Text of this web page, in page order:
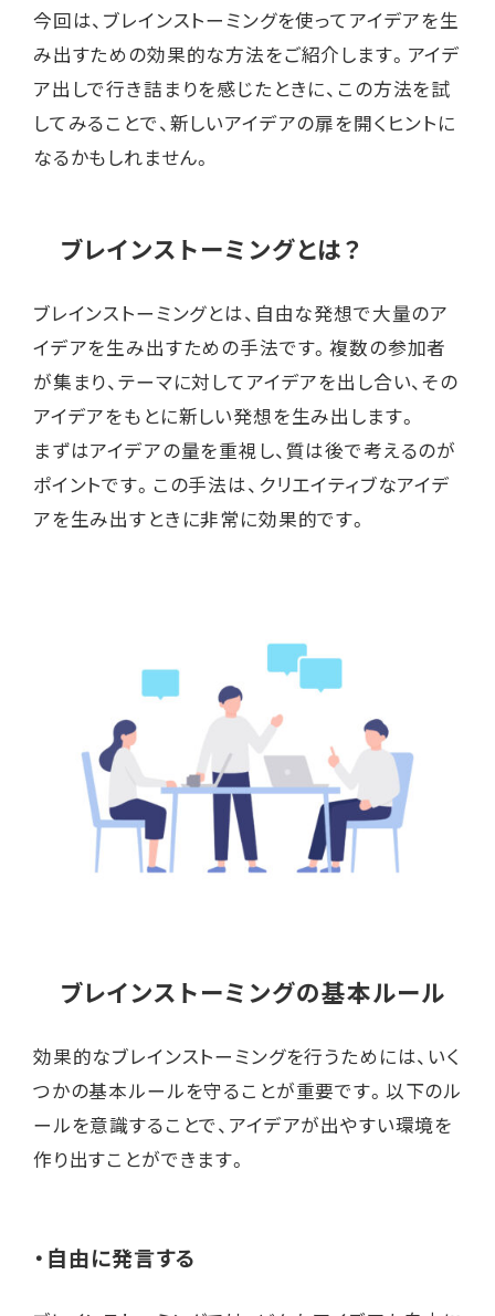
今回は、ブレインストーミングを使ってアイデアを生
み出すための効果的な方法をご紹介します。アイデ
ア出しで行き詰まりを感じたときに、この方法を試
してみることで、新しいアイデアの扉を開くヒントに
なるかもしれません。
ブレインストーミングとは？
ブレインストーミングとは、自由な発想で大量のア
イデアを生み出すための手法です。複数の参加者
が集まり、テーマに対してアイデアを出し合い、その
アイデアをもとに新しい発想を生み出します。
まずはアイデアの量を重視し、質は後で考えるのが
ポイントです。この手法は、クリエイティブなアイデ
アを生み出すときに非常に効果的です。
ブレインストーミングの基本ルール
効果的なブレインストーミングを行うためには、いく
つかの基本ルールを守ることが重要です。以下のル
ールを意識することで、アイデアが出やすい環境を
作り出すことができます。
・自由に発言する